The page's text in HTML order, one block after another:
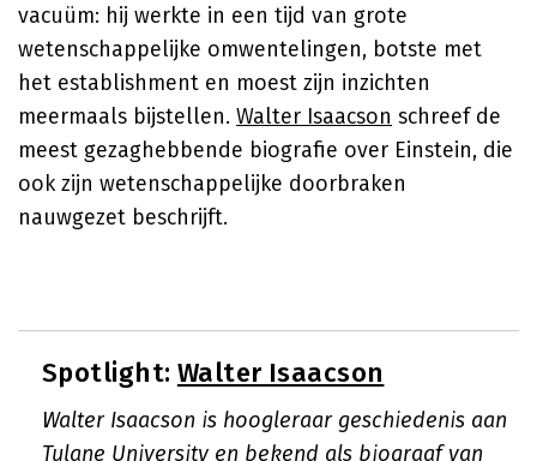
vacuüm: hij werkte in een tijd van grote
wetenschappelijke omwentelingen, botste met
het establishment en moest zijn inzichten
meermaals bijstellen. Walter Isaacson schreef de
meest gezaghebbende biografie over Einstein, die
ook zijn wetenschappelijke doorbraken
nauwgezet beschrijft.
Spotlight: Walter Isaacson
Walter Isaacson is hoogleraar geschiedenis aan
Tulane University en bekend als biograaf van